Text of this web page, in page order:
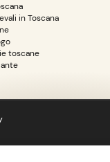
in Toscana
toscane